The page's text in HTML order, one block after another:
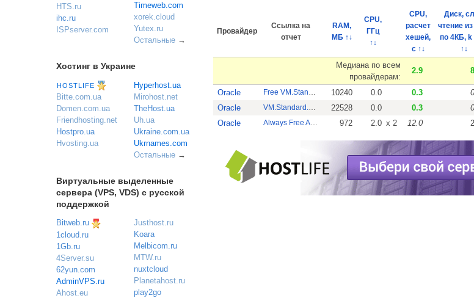
Провайдер
Ссылка на
отчет
RAM,
МБ ↑↓
CPU,
ГГц
↑↓
CPU,
расчет
хешей,
с ↑↓
Диск,
чтение
по 4КБ, k
↑↓
Медиана по всем
провайдерам:
2.9
Oracle Free VM.Standard.A1.Flex 10240 0.0 0.3
Oracle
VM.Standard.A1.Flex (4CPU 24RAM) 22528 0.0 0.3
Oracle
Always Free AMD EPYC 972 2.0 x 2 12.0
HTS.ru
ihc.ru
ISPserver.com
Timeweb.com
xorek.cloud
Yutex.ru
Остальные →
Хостинг в Украине
HOSTLIFE
Bitte.com.ua
Domen.com.ua
Friendhosting.net
Hostpro.ua
Hvosting.ua
Hyperhost.ua
Mirohost.net
TheHost.ua
Uh.ua
Ukraine.com.ua
Ukrnames.com
Остальные →
Виртуальные выделенные
сервера (VPS, VDS) с русской
поддержкой
Bitweb.ru
1cloud.ru
1Gb.ru
4Server.su
62yun.com
AdminVPS.ru
Ahost.eu
Justhost.ru
Koara
Melbicom.ru
MTW.ru
nuxtcloud
Planetahost.ru
play2go